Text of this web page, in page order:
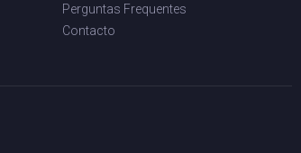
Perguntas Frequentes
Contacto